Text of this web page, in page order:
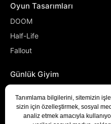
Oyun Tasarımları
DOOM
Half-Life
Fallout
Günlük Giyim
Denizci
Developer